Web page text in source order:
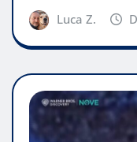
Luca Z.